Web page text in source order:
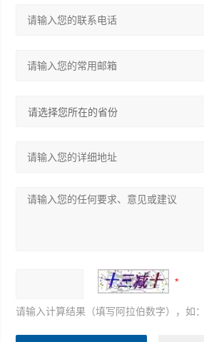
请输入计算结果（填写阿拉伯数字），如